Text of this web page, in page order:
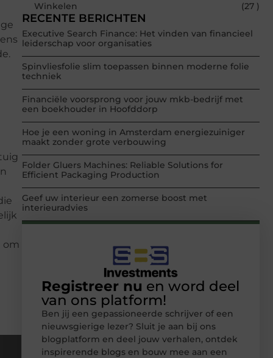
om
Winkelen
(27 )
RECENTE BERICHTEN
Executive Search Finance: Het vinden van financieel
leiderschap voor organisaties
Spinvliesfolie slim toepassen binnen moderne folie
techniek
Financiële voorsprong voor jouw mkb-bedrijf met
een boekhouder in Hoofddorp
Hoe je een woning in Amsterdam energiezuiniger
maakt zonder grote verbouwing
Folder Gluers Machines: Reliable Solutions for
Efficient Packaging Production
Geef uw interieur een zomerse boost met
interieuradvies
Registreer nu en word deel
van ons platform!
Ben jij een gepassioneerde schrijver of een
nieuwsgierige lezer? Sluit je aan bij ons
blogplatform en deel jouw verhalen, ontdek
inspirerende blogs en bouw mee aan een